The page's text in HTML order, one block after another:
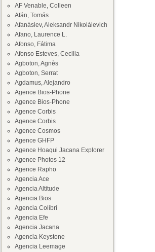
AF Venable, Colleen
Afán, Tomás
Afanásiev, Aleksandr Nikoláievich
Afano, Laurence L.
Afonso, Fátima
Afonso Esteves, Cecilia
Agboton, Agnès
Agboton, Serrat
Agdamus, Alejandro
Agence Bios-Phone
Agence Bios-Phone
Agence Corbis
Agence Corbis
Agence Cosmos
Agence GHFP
Agence Hoaqui Jacana Explorer
Agence Photos 12
Agence Rapho
Agencia Ace
Agencia Altitude
Agencia Bios
Agencia Colibrí
Agencia Efe
Agencia Jacana
Agencia Keystone
Agencia Leemage